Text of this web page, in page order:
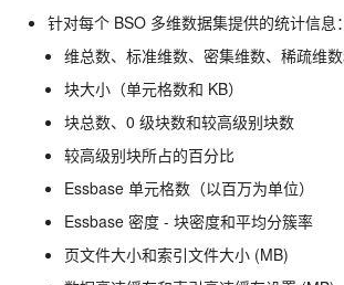
针对每个 BSO 多维数据集提供的统计信息：
维总数、标准维数、密集维数、稀疏维
块大小（单元格数和 KB）
块总数、0 级块数和较高级别块数
较高级别块所占的百分比
Essbase 单元格数（以百万为单位）
Essbase 密度 - 块密度和平均分簇率
页文件大小和索引文件大小 (MB)